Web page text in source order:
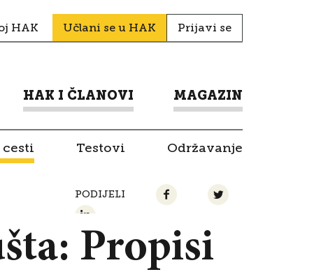
HAK Učlani se u HAK Prijavi se
HAK I ČLANOVI MAGAZIN
cesti Testovi Održavanje
PODIJELI
Propisi